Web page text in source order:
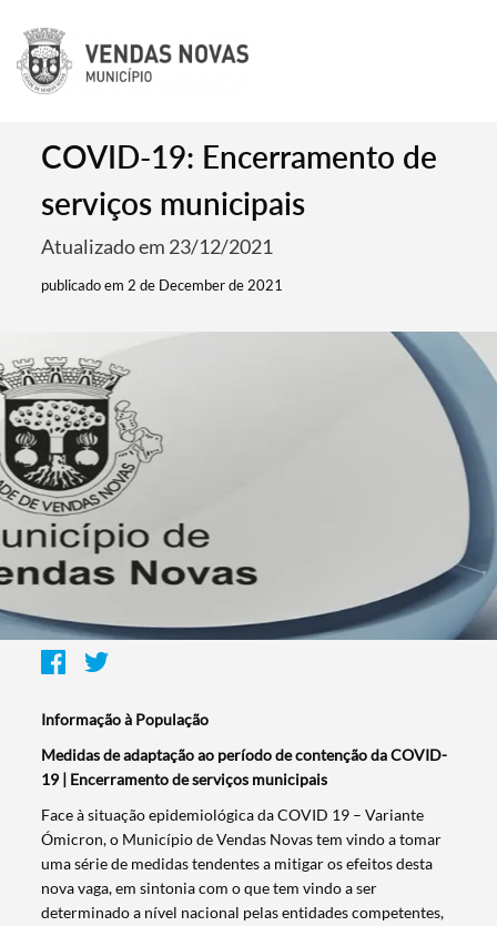
COVID-19: Encerramento de
serviços municipais
Atualizado em 23/12/2021
publicado em 2 de December de 2021
Informação à População
Medidas de adaptação ao período de contenção da COVID-
19 | Encerramento de serviços municipais
Face à situação epidemiológica da COVID 19 – Variante
Ómicron, o Município de Vendas Novas tem vindo a tomar
uma série de medidas tendentes a mitigar os efeitos desta
nova vaga, em sintonia com o que tem vindo a ser
determinado a nível nacional pelas entidades competentes,